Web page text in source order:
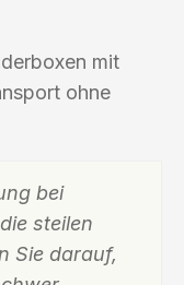
mit
ohne
bei
steilen
Sie darauf,